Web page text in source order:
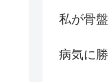
私が骨
病気に